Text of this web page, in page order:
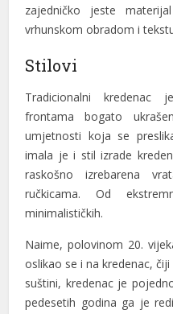
panel
Panel
Panel
oku
Panel
zajedničko jeste
vrhunskom obradom i
Stilovi
Tradicionalni kredenac
frontama bogato
umjetnosti koja se
imala je i stil izrade
raskošno izrebarena
ručkicama. Od
minimalističkih.
Naime, polovinom 20.
oslikao se i na kredenac,
suštini, kredenac je
pedesetih godina ga je